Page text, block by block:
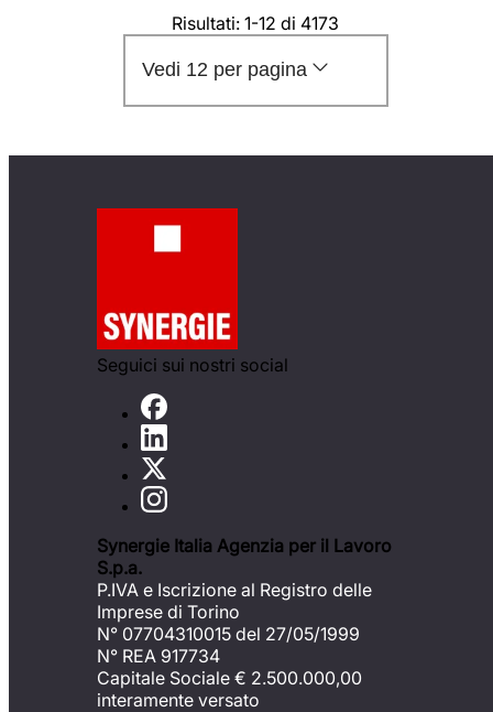
Risultati: 1-12 di 4173
Vedi 12 per pagina
Seguici sui nostri social
Synergie Italia Agenzia per il Lavoro
S.p.a.
P.IVA e Iscrizione al Registro delle
Imprese di Torino
N° 07704310015 del 27/05/1999
N° REA 917734
Capitale Sociale € 2.500.000,00
interamente versato